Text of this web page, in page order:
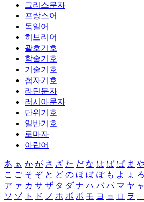
그리스문자
프랑스어
독일어
히브리어
괄호기호
학술기호
기술기호
첨자기호
라틴문자
러시아문자
단위기호
일반기호
로마자
아랍어
あ ぁ か が さ ざ た だ な は ば ぱ ま
こ ご そ ぞ と ど の ほ ぼ ぽ も よ ょ ろ
ア ァ カ サ ザ タ ダ ナ ハ バ パ マ ヤ ャ
ソ ゾ ト ド ノ ホ ボ ポ モ ヨ ョ ロ ヲ